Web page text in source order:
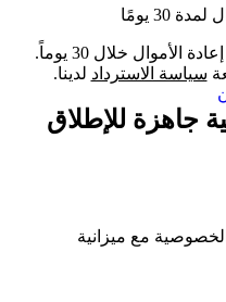
30 يومًا
اشترك براحة بال تامة مع ضمان إعادة الأموال خلال 30 يوماً.
سياسة الاسترداد لدينا.
جاهزة للإطلاق
مع ميزانية